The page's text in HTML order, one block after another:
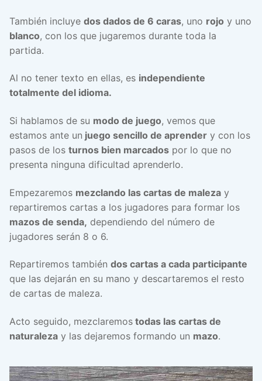
También incluye dos dados de 6 caras, uno rojo y uno
blanco, con los que jugaremos durante toda la
partida.
Al no tener texto en ellas, es independiente
totalmente del idioma.
Si hablamos de su modo de juego, vemos que
estamos ante un juego sencillo de aprender y con los
pasos de los turnos bien marcados por lo que no
presenta ninguna dificultad aprenderlo.
Empezaremos mezclando las cartas de maleza y
repartiremos cartas a los jugadores para formar los
mazos de senda, dependiendo del número de
jugadores serán 8 o 6.
Repartiremos también dos cartas a cada participante
que las dejarán en su mano y descartaremos el resto
de cartas de maleza.
Acto seguido, mezclaremos todas las cartas de
naturaleza y las dejaremos formando un mazo.